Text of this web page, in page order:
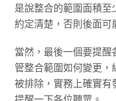
是說整合的範圍面積
約定清楚，否則後面可
當然，最後一個要提
管整合範圍如何變更
被排除，實務上確實有